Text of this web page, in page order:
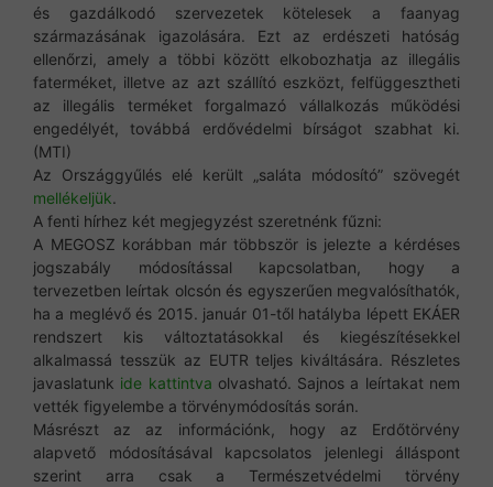
és gazdálkodó szervezetek kötelesek a faanyag
származásának igazolására. Ezt az erdészeti hatóság
ellenőrzi, amely a többi között elkobozhatja az illegális
faterméket, illetve az azt szállító eszközt, felfüggesztheti
az illegális terméket forgalmazó vállalkozás működési
engedélyét, továbbá erdővédelmi bírságot szabhat ki.
(MTI)
Az Országgyűlés elé került „saláta módosító” szövegét
mellékeljük.
A fenti hírhez két megjegyzést szeretnénk fűzni:
A MEGOSZ korábban már többször is jelezte a kérdéses
jogszabály módosítással kapcsolatban, hogy a
tervezetben leírtak olcsón és egyszerűen megvalósíthatók,
ha a meglévő és 2015. január 01-től hatályba lépett EKÁER
rendszert kis változtatásokkal és kiegészítésekkel
alkalmassá tesszük az EUTR teljes kiváltására. Részletes
javaslatunk ide kattintva olvasható. Sajnos a leírtakat nem
vették figyelembe a törvénymódosítás során.
Másrészt az az információnk, hogy az Erdőtörvény
alapvető módosításával kapcsolatos jelenlegi álláspont
szerint arra csak a Természetvédelmi törvény